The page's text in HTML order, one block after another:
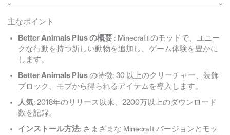
主なポイント
Better Animals Plus の概要: Minecraft のモッドで、ユニー
クな行動を持つ新しい動物を追加し、ゲーム体験を豊かに
します。
Better Animals Plusの特徴: 30 以上のクリーチャー、装飾
ブロック、モブから得られるアイテムを導入します。
人気: 2018年のリリース以来、2200万以上のダウンロード
数を記録。
インストール方法: さまざまな Minecraft バージョンとモッ